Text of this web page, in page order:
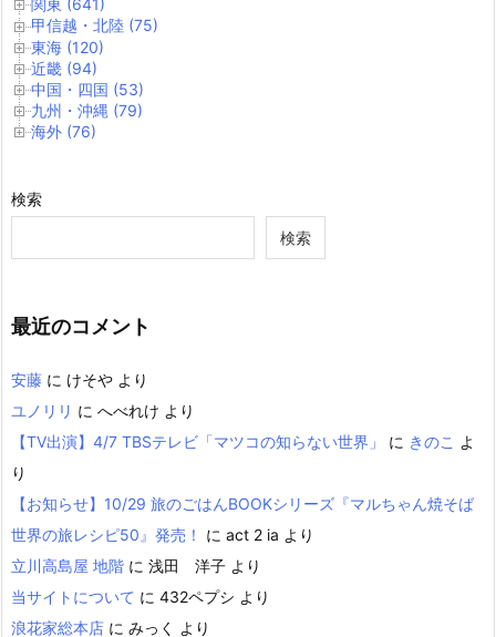
関東 (641)
甲信越・北陸 (75)
東海 (120)
近畿 (94)
中国・四国 (53)
九州・沖縄 (79)
海外 (76)
検索
検索
最近のコメント
安藤 に けそや より
ユノリリ に へべれけ より
【TV出演】4/7 TBSテレビ「マツコの知らない世界」
に きのこ よ
り
【お知らせ】10/29 旅のごはんBOOKシリーズ『マルちゃん焼そば
世界の旅レシピ50』発売！
に act 2 ia より
立川高島屋 地階 に 浅田 洋子 より
当サイトについて に 432ペプシ より
浪花家総本店 に みっく より